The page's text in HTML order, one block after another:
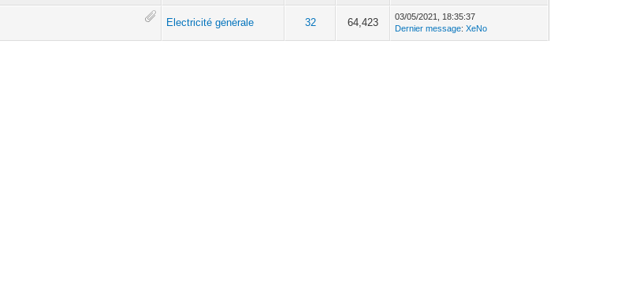
Electricité générale 32 64,423
03/05/2021, 18:35:37
Dernier message:XeNo